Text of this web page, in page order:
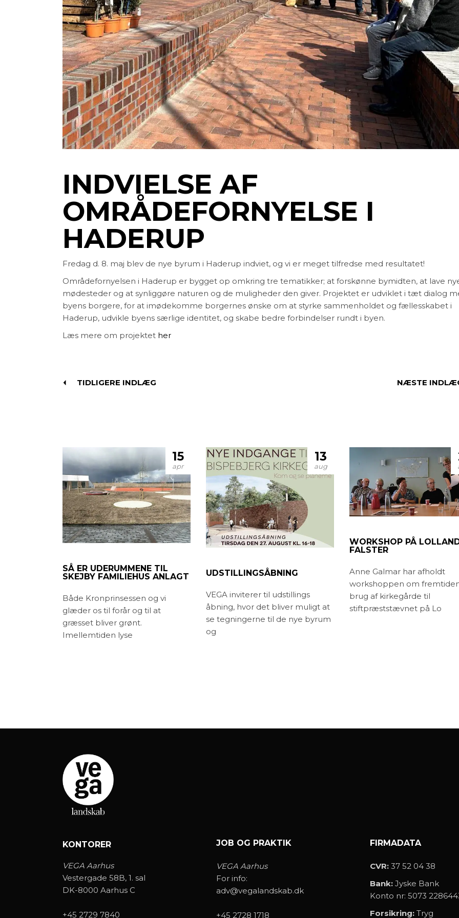
INDVIELSE AF
OMRÅDEFORNYELSE I
HADERUP
Fredag d. 8. maj blev de nye byrum i Haderup indviet, og vi er meget tilfredse med resultatet!
Områdefornyelsen i Haderup er bygget op omkring tre tematikker; at forskønne bymidten, at lave
mødesteder og at synliggøre naturen og de muligheder den giver. Projektet er udviklet i tæt dialog
byens borgere, for at imødekomme borgernes ønske om at styrke sammenholdet og fællesskabet i
Haderup, udvikle byens særlige identitet, og skabe bedre forbindelser rundt i byen.
Læs mere om projektet her
TIDLIGERE INDLÆG NÆSTE
15
apr
SÅ ER UDERUMMENE TIL
SKEJBY FAMILIEHUS ANLAGT
Både Kronprinsessen og vi
glæder os til forår og til at
græsset bliver grønt.
Imellemtiden lyse
13
aug
UDSTILLINGSÅBNING
VEGA inviterer til udstillings
åbning, hvor det bliver muligt at
se tegningerne til de nye byrum
og
WORKSHOP PÅ
FALSTER
Anne Galmar har afholdt
workshoppen om
brug af kirkegårde til
stiftpræststævnet på Lo
KONTORER
VEGA Aarhus
Vestergade 58B, 1. sal
DK-8000 Aarhus C
+45 2729 7840
JOB OG PRAKTIK
VEGA Aarhus
For info:
adv@vegalandskab.dk
+45 2728 1718
FIRMADATA
CVR: 37 52 04 38
Bank: Jyske Bank
Konto nr: 5073
Forsikring: Tryg